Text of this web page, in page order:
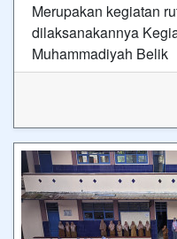
Merupakan kegiatan
dilaksanakannya
Muhammadiyah Belik